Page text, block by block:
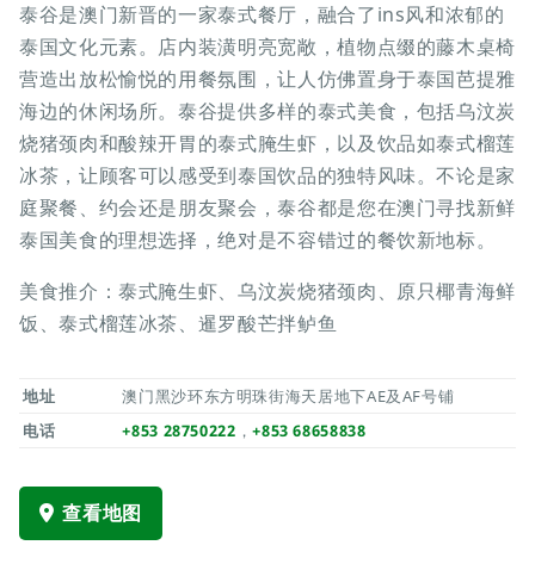
泰谷是澳门新晋的一家泰式餐厅，融合了ins风和浓郁的
泰国文化元素。店内装潢明亮宽敞，植物点缀的藤木桌椅
营造出放松愉悦的用餐氛围，让人仿佛置身于泰国芭提雅
海边的休闲场所。泰谷提供多样的泰式美食，包括乌汶炭
烧猪颈肉和酸辣开胃的泰式腌生虾，以及饮品如泰式榴莲
冰茶，让顾客可以感受到泰国饮品的独特风味。不论是家
庭聚餐、约会还是朋友聚会，泰谷都是您在澳门寻找新鲜
泰国美食的理想选择，绝对是不容错过的餐饮新地标。
美食推介：泰式腌生虾、乌汶炭烧猪颈肉、原只椰青海鲜
饭、泰式榴莲冰茶、暹罗酸芒拌鲈鱼
地址
澳门黑沙环东方明珠街海天居地下AE及AF号铺
电话
+853 28750222 ，+853 68658838
查看地图